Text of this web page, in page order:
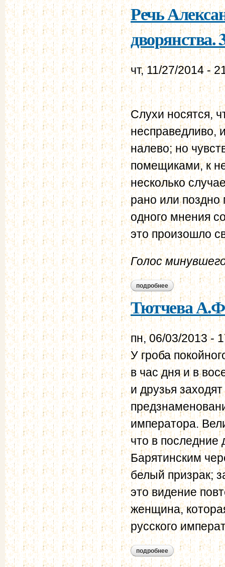
Речь
дворянства.
чт, 11/27/2014 -
Слухи носятся,
несправедливо,
налево; но
помещиками, к
несколько
рано или
одного мнения
это произошло
Голос
подробнее о речь
Тютчева
пн, 06/03/2013 -
У гроба
в час дня и в
и друзья
императора.
что в последние
Барятинским
белый призрак;
это видение
женщина,
русского
подробнее о тютчева а.ф.